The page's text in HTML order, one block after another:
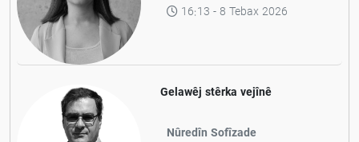
16:13 - 8 Tebax 2026
Gelawêj stêrka vejînê
Nûredîn Sofîzade